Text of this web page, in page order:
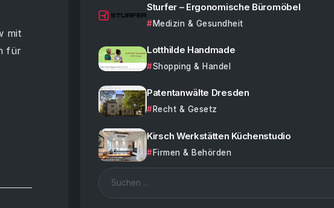
mit
für
Sturfer – Ergonomische Büromöbel
Medizin & Gesundheit
Lotthilde Handmade
Shopping & Handel
Patentanwälte Dresden
Recht & Gesetz
Kirsch Werkstätten Küchenstudio
Firmen & Behörden